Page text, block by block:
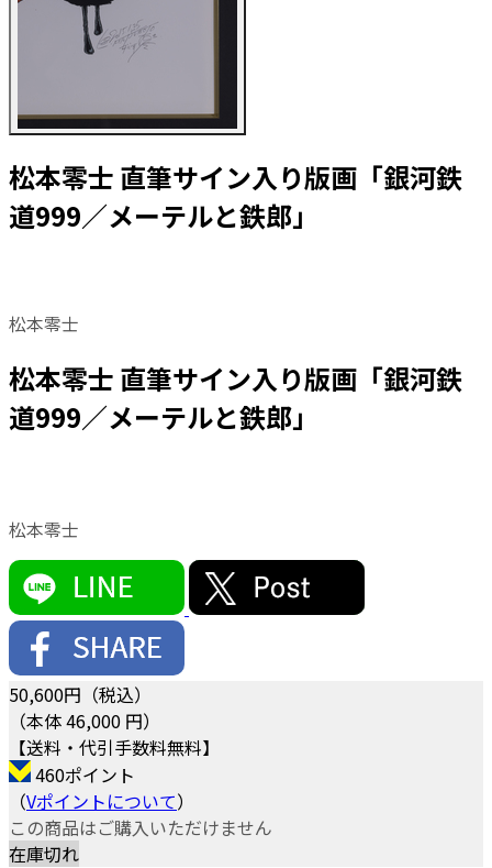
松本零士 直筆サイン入り版画「銀河鉄
道999／メーテルと鉄郎」
松本零士
松本零士 直筆サイン入り版画「銀河鉄
道999／メーテルと鉄郎」
松本零士
50,600円（税込）
（本体 46,000 円）
【送料・代引手数料無料】
460ポイント
（Vポイントについて）
この商品はご購入いただけません
在庫切れ